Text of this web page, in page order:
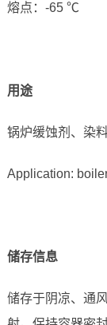
熔点：-65 ℃
用途
锅炉缓蚀剂、染
Application:
储存信息
储存于阴凉、通